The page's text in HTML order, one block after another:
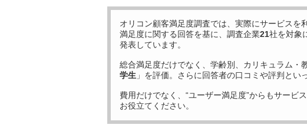
オリコン顧客満足度調査では、実際にサービスを
満足度に関する回答を基に、調査企業21社を対象
発表しています。
総合満足度だけでなく、学齢別、カリキュラム・
学生 」を評価。さらに回答者の口コミや評判とい
費用だけでなく、“ユーザー満足度”からもサービ
お役立てください。